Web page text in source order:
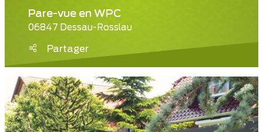
Pare-vue en WPC
06847 Dessau-Rosslau
Partager